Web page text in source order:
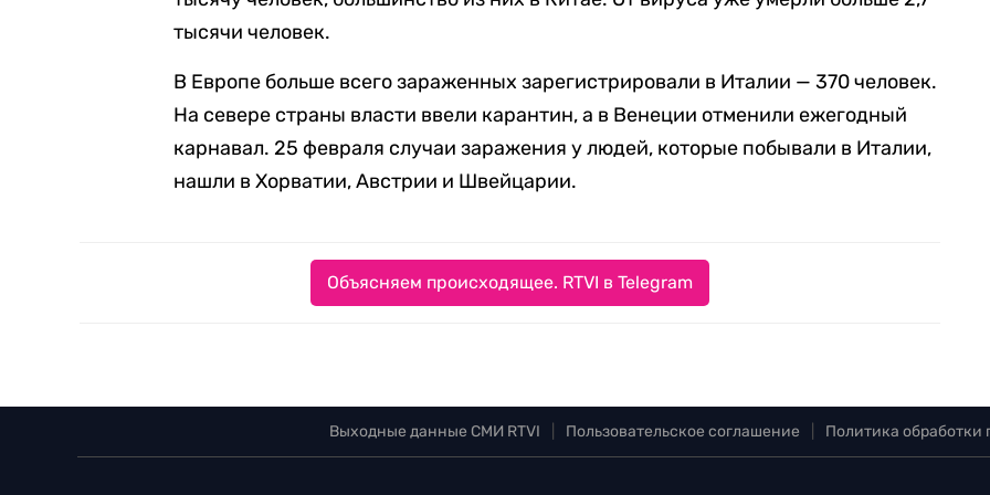
тысячи человек.
В Европе больше всего зараженных зарегистрировали в Италии — 370 человек.
На севере страны власти ввели карантин, а в Венеции отменили ежегодный
карнавал. 25 февраля случаи заражения у людей, которые побывали в Италии,
нашли в Хорватии, Австрии и Швейцарии.
Объясняем происходящее. RTVI в Telegram
Выходные данные СМИ RTVI Пользовательское соглашение Политика